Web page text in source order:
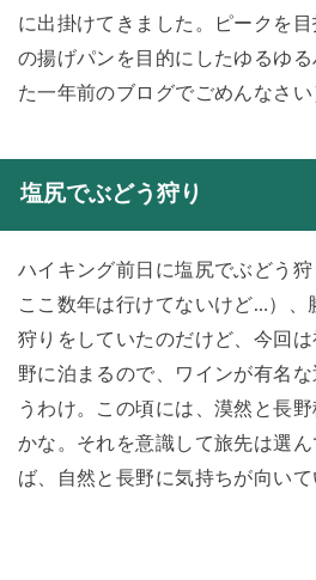
に出掛けてきました。ピークを
の揚げパンを目的にしたゆるゆ
た一年前のブログでごめんなさい
塩尻でぶどう狩り
ハイキング前日に塩尻でぶどう
ここ数年は行けてないけど…）、
狩りをしていたのだけど、今回
野に泊まるので、ワインが有名
うわけ。この頃には、漠然と長
かな。それを意識して旅先は選
ば、自然と長野に気持ちが向いて